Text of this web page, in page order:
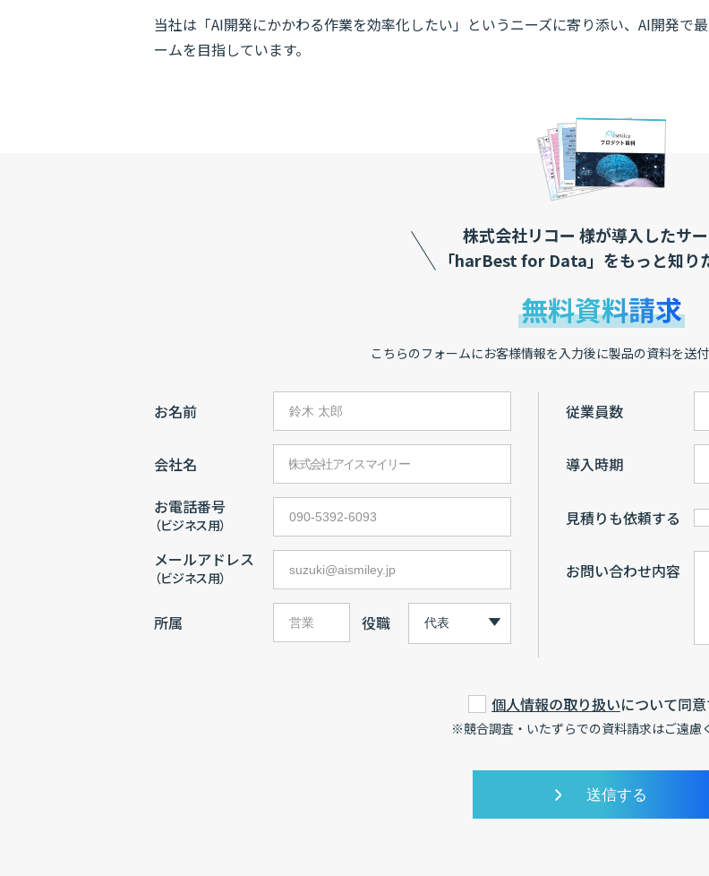
当社は「AI開発にかかわる作業を効率化したい」というニーズに寄り添い、AI開発で
ームを目指しています。
株式会社リコー 様が導入したサ
「harBest for Data」をもっと知り
無料資料請求
こちらのフォームにお客様情報を入力後に製品の資料を送付
お名前
会社名
お電話番号
（ビジネス用）
メールアドレス
（ビジネス用）
所属 役職
従業員数
導入時期
見積りも依頼する
お問い合わせ内容
個人情報の取り扱いについて同
※競合調査・いたずらでの資料請求はご遠慮